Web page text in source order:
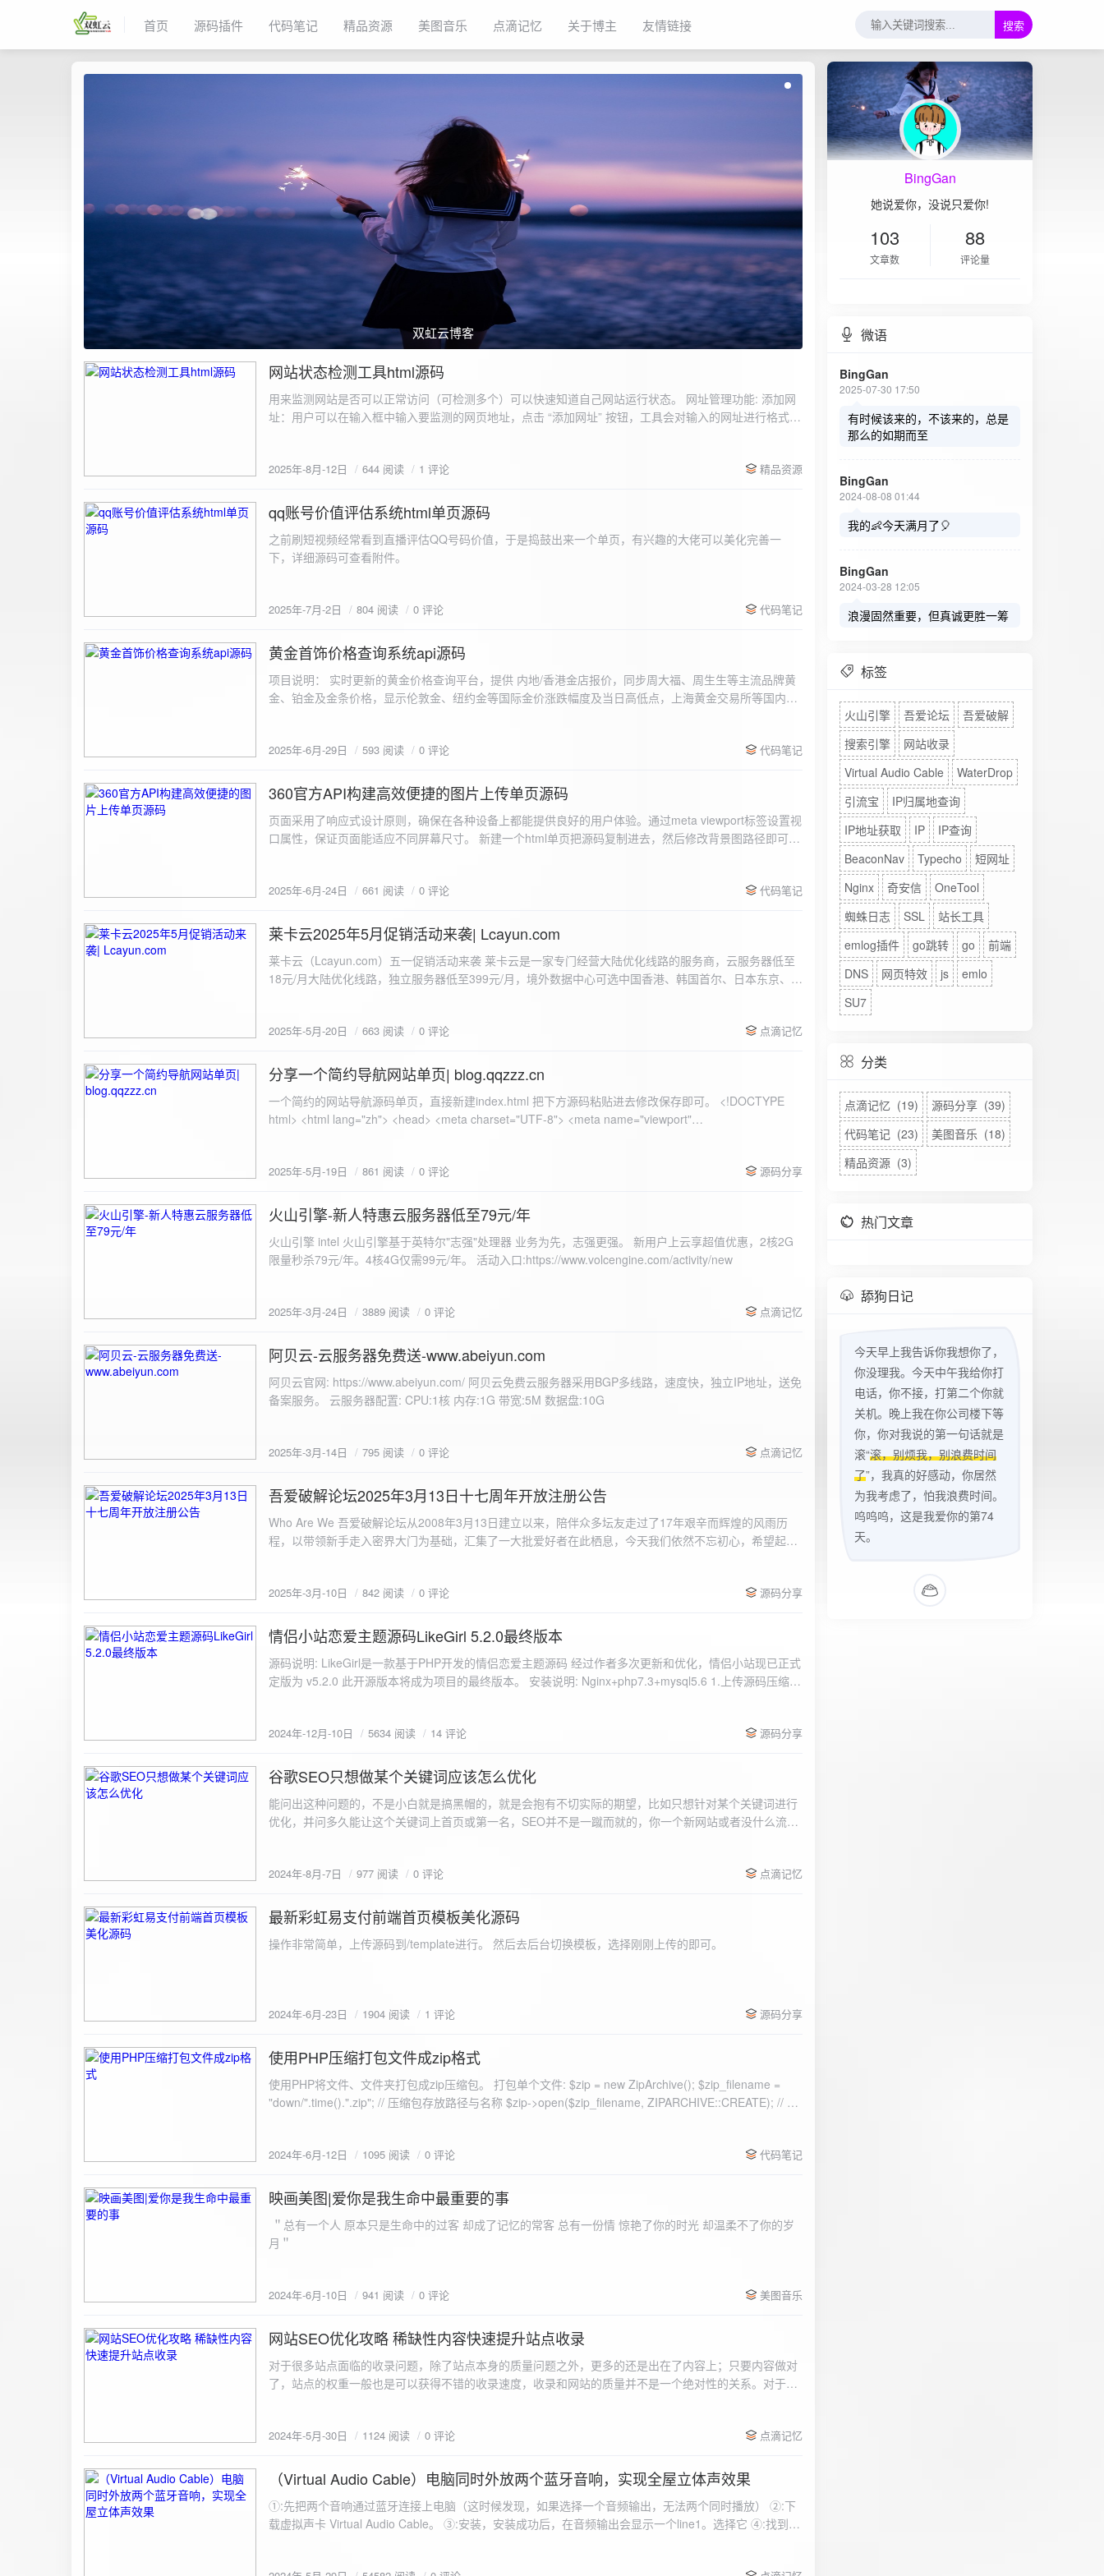
首页 源码插件 代码笔记 精品资源 美图音乐 点滴记忆 关于博主 友情链接 搜索
双虹云博客
2025-8-12
网站状态检测工具html源码
用来监测网站是否可以正常访问（可检测多个）可以快速知道自己网站运行状态。 网址管理功能: 添加网
址：用户可以在输入框中输入要监测的网页地址，点击 “添加网址” 按钮，工具会对输入的网址进行格式验
同时也会从筛选下拉框中移除该网址选项。筛选网址：右侧面板有一个 “筛选网址” 的下拉框，用户可以选
测功能： 设置监测间隔：用户可以在输入框中设置监测间隔时间（单位为秒），默认值为 60 秒。开始 /
停止监测：点击 “开始监测” 按钮，工具会立即对所有已添加的网址进行一次检测，之后按照设置的监测间
隔时间循环检测。点击 “停止监测” 按钮可停止监测。重试机制：在进行网址检测时，如果请求失败，会进
行最多 3 次重试，若重试后仍失败，则记录错误日志。日志记录与显示功能。 日志记录： 每次对网址进
会显示所有或筛选后的监测日志，正常状态的日志为黑色，异常状态的日志为红色。日志会自动滚动到最
2025年-8月-12日 644 阅读 1 评论 精品资源
2025-7-2
qq账号价值评估系统html单页源码
之前刷短视频经常看到直播评估QQ号码价值，于是捣鼓出来一个单页，有兴趣的大佬可以美化完善一
2025年-7月-2日 804 阅读 0 评论 代码笔记
2025-6-29
黄金首饰价格查询系统api源码
项目说明： 实时更新的黄金价格查询平台，提供 内地/香港金店报价，同步周大福、周生生等主流品牌黄
金、铂金及金条价格，显示伦敦金、纽约金等国际金价涨跌幅度及当日高低点，上海黄金交易所等国内黄
2025年-6月-29日 593 阅读 0 评论 代码笔记
2025-6-24
360官方API构建高效便捷的图片上传单页源码
页面采用了响应式设计原则，确保在各种设备上都能提供良好的用户体验。通过meta viewport标签设置视
口属性，保证页面能适应不同屏幕尺寸。 新建一个html单页把源码复制进去，然后修改背景图路径即可。
重置默认样式 */ * { margin: 0; padding: 0; box-sizing: border-box; } /* 设置页面的字体和添加背景图片 */
center fixed; /* 使用服务器上的路径 */ background-size: cover; /* 保证背景图片覆盖整个视窗 */ color:
#333; display: flex; justify-content: center; align-items: center; min-height: 100vh; margin: 0; } /* 容器样
式 */ .container { background-color: rgba(255, 255, 255, 0.9); /* 使用半透明白色背景，以便在图片背景
上更清晰地显示内容 */ padding: 30px; border-radius: 8px; box-shadow: 0 4px 8px rgba(0, 0, 0, 0.1);
padding: 8px; background-color: #f7f7f7; border: 1px solid #ccc; border-radius: 4px; font-size: 16px;
size: 16px; border: none; border-radius: 4px; cursor: pointer; transition: background-color 0.3s ease; }
100%; height: 30px; background-color: #ddd; border-radius: 4px; margin-top: 20px; overflow: hidden; }
.progress-fill { height: 100%; background-color: #4caf50; width: 0; line-height: 30px; text-align: center;
border-radius: 4px; background-color: #f9f9f9; font-size: 16px; color: #333; min-height: 40px; } /* 错误
或成功的提示信息样式 */ .result.success { border-color: #28a745; background-color: #e9f7e8; }
image { margin-top: 20px; max-width: 100%; height: auto; border-radius: 4px; border: 1px solid #ddd; }
</style> </head> <body> <div class="container"> <h2>图片上传-双虹云</h2> <form id="uploadForm">
<input type="file" id="fileInput" name="file" accept="image/*" required /> <button type="submit">上传文
document.getElementById('uploadForm'); const resultDiv = document.getElementById('result'); const
e.preventDefault(); const fileInput = document.getElementById('fileInput'); const file = fileInput.files[0]; if
(!file) { resultDiv.innerHTML = '<p class="error">请先选择文件！</p>'; return; } const formData = new
FormData(); formData.append('file', file); const xhr = new XMLHttpRequest(); xhr.open('POST',
'https://api.xinyew.cn/api/360tc', true); // 监听上传进度事件 xhr.upload.onprogress = function(event) { if
Math.round(percentComplete) + '%'; } }; xhr.onload = function() { if (xhr.status === 200) { const data =
图片链接: <a href="${data.data.url}" target="_blank">${data.data.url}</a></p> <p>图片文件名:
${data.data.imgFile}</p> <img src="${data.data.url}" alt="上传的图片" class="uploaded-image" /> `; }
else { resultDiv.innerHTML = `<p class="error">${data.error}</p>`; } } else { resultDiv.innerHTML = `<p
class="error">请求失败：${xhr.statusText}</p>`; } }; xhr.onerror = function() { resultDiv.innerHTML =
2025年-6月-24日 661 阅读 0 评论 代码笔记
2025-5-20
莱卡云2025年5月促销活动来袭| Lcayun.com
莱卡云（Lcayun.com）五一促销活动来袭 莱卡云是一家专门经营大陆优化线路的服务商，云服务器低至
18元/月大陆优化线路，独立服务器低至399元/月，境外数据中心可选中国香港、韩国首尔、日本东京、美
https://www.lcayun.com/actcloud.html
2025年-5月-20日 663 阅读 0 评论 点滴记忆
2025-5-19
分享一个简约导航网站单页| blog.qqzzz.cn
一个简约的网站导航源码单页，直接新建index.html 把下方源码粘贴进去修改保存即可。 <!DOCTYPE html> <html lang="zh"> <head> <meta charset="UTF-8"> <meta name="viewport" content="width=device-width, initial-scale=1.0"> <title>导航网站 -blog.qqzzz.cn</title> <meta name="keywords" content="双虹云博客"> <meta name="description" content="双虹云博客。"> <meta name="author" content="导航网站"> <meta name="robots" content="index,follow"> <meta property="og:title" content="导航网站 - "> <meta property="og:description" content="双虹云。"> <meta property="og:type" content="website"> <link rel="icon" href="https://blog.qqzzz.cn/favicon.ico" type="image/x-icon"> <link rel="shortcut icon" href="https://blog.qqzzz.cn/favicon.ico" type="image/x-icon"> <style> /* 基础样式 */ * { margin: 0; padding: 0; box-sizing: border-box; } /* 主体样式 */ body { background: #f0f2f5; font-family: 'Microsoft YaHei', -apple-system, BlinkMacSystemFont, sans-serif; margin: 0; padding: 0; min-height: 100vh; overflow-x: hidden; position: relative; display: flex; flex-direction: column; } /* 容器样式 */ .container { max-width: 1200px; margin: 0 auto; padding: 20px; flex: 1; display: flex; flex-direction: column; align-items: center; width: 100%; } /* 主盒子样式 */ .main-box { background: white; box-shadow: 0 2px 12px rgba(0, 0, 0, 0.08); border-radius: 24px; border: 1px solid #e9ecef; width: 100%; max-width: 1000px; padding: 30px; margin: 0 auto 15px; transition: all 0.3s ease; position: relative; z-index: 2; } .main-box:hover { transform: translateY(-2px); box-shadow: 0 6px 25px rgba(0, 0, 0, 0.2); } /* 头部样式 */ .header { text-align: center; margin-bottom: 20px; padding-bottom: 15px; border-bottom: 1px solid rgba(255, 255, 255, 0.2); } .header h1 { font-size: 32px; background: linear-gradient(120deg, #2b5876 0%, #4e4376 100%); -webkit-background-clip: text; -webkit-text-fill-color: transparent; margin-bottom: 15px; } /* 提示框样式 */ .notice { background: transparent; padding: 0 25px; border-radius: 12px; margin-bottom: 15px; white-space: nowrap; overflow: hidden; text-overflow: ellipsis; } .notice p { color: #4facfe; font-size: 16px; line-height: 1; font-weight: bold; letter-spacing: 0.5px; margin: 0; } /* 流量卡领取样式 */ .flow-card, .flow-card-top { background: linear-gradient(120deg, #4facfe 0%, #00f2fe 100%); box-shadow: 0 3px 15px rgba(0, 0, 0, 0.1); border-radius: 12px; padding: 10px 15px; margin-bottom: 10px; text-align: center; position: relative; overflow: hidden; display: flex; justify-content: space-between; align-items: center; } .flow-card::before, .flow-card-top::before { content: ''; position: absolute; top: -10px; right: -10px; width: 80px; height: 80px; background: rgba(255, 255, 255, 0.1); border-radius: 50%; } .flow-card .text-content, .flow-card-top h3 { flex: 1; text-align: left; color: #ffffff; font-size: 16px; margin: 0; } .flow-card h2 { color: #ffffff; font-size: 18px; margin-bottom: 4px; font-weight: 600; } .flow-card p { color: rgba(255, 255, 255, 0.9); font-size: 14px; margin-bottom: 0; } .flow-card a, .flow-card-top a { display: inline-block; background: #ffffff; color: #2b5876; padding: 8px 0; border-radius: 50px; font-size: 15px; cursor: pointer; transition: all 0.3s ease; font-weight: 600; text-decoration: none; box-shadow: 0 4px 10px rgba(0, 0, 0, 0.1); margin: 0 5px; white-space: nowrap; width: 110px; text-align: center; } /* 所有按钮统一样式 */ .flow-card .buttons a, .flow-card-top .buttons a { background: #ffffff; color: #2b5876; } .flow-card .buttons a:hover, .flow-card-top .buttons a:hover { background: #f8f9fa; transform: translateY(-2px); box-shadow: 0 6px 15px rgba(0, 0, 0, 0.2); } .flow-card .buttons, .flow-card-top .buttons { display: flex; align-items: center; justify-content: flex-end; flex-wrap: nowrap; } .flow-card a:hover, .flow-card-top a:hover { transform: translateY(-2px); box-shadow: 0 6px 15px rgba(0, 0, 0, 0.2); background: #f8f9fa; } .flow-card-top { margin-bottom: 10px; } /* 导航网格样式 */ .nav-grid { display: grid; grid-template-columns: repeat(2, 1fr); gap: 25px; width: 100%; margin: 0 auto; padding: 0; } /* 导航项样式 */ .nav-item { background: hsl(230, 10%, 33%); border-radius: 12px; padding: 12px; text-align: center; box-shadow: none; transition: all 0.3s ease; min-height: 75px; position: relative; } .nav-item:hover { transform: none; background: hsl(230, 10%, 38%); } .nav-item a { text-decoration: none; color: inherit; display: block; text-align: center; } .nav-item h3 { color: #ffffff; font-size: 17px; margin-bottom: 8px; } .nav-item p { color: rgba(255, 255, 255, 0.9); font-size: 16px; margin-bottom: 4px; } .nav-item .status { position: absolute; bottom: -20px; left: 0; right: 0; color: #ff6b6b; font-size: 12px; text-align: center; font-weight: 500; } /* 底部导航样式 */ .float-nav { display: none; } @media (max-width: 768px) { body { padding-bottom: 20px; } .container { padding: 10px; } .main-box { padding: 15px; margin: 5px; } .header { margin-bottom: 15px; padding-bottom: 10px; } .nav-grid { gap: 15px; } .flow-card, .flow-card-top { padding: 12px; margin-bottom: 10px; flex-direction: column; } .flow-card .text-content, .flow-card-top h3 { text-align: center; margin-bottom: 12px; font-size: 16px; } .flow-card h2 { font-size: 16px; margin-bottom: 5px; text-align: center; } .flow-card p { font-size: 13px; text-align: center; padding: 0 5px; } .flow-card a, .flow-card-top a, .flow-card .buttons a, .flow-card-top .buttons a { padding: 7px 0; font-size: 14px; margin: 0 4px; width: 95px; text-align: center; background: #ffffff; color: #2b5876; } .flow-card .buttons, .flow-card-top .buttons { justify-content: center; width: 100%; margin-top: 5px; } .nav-item { padding: 12px; min-height: 70px; width: 100%; } .header h1 { font-size: 24px; } .notice p { font-size: 14px; } .copyright { padding: 10px 0; font-size: 12px; } } /* 版权信息样式 */ .copyright { text-align: center; padding: 15px 0; color: #6c757d; font-size: 13px; letter-spacing: 0.5px; width: 100%; max-width: 1200px; margin: 0 auto; } /* 弹窗样式 */ .modal-overlay { position: fixed; top: 0; left: 0; right: 0; bottom: 0; background: rgba(0, 0, 0, 0.4); display: flex; justify-content: center; align-items: center; z-index: 10000; } .modal { background: white; border: 1px solid #e9ecef; padding: 25px; border-radius: 15px; width: 90%; max-width: 3
2025年-5月-19日 861 阅读 0 评论 源码分享
2025-3-24
火山引擎-新人特惠云服务器低至79元/年
火山引擎 intel 火山引擎基于英特尔"志强"处理器 业务为先，志强更强。 新用户上云享超值优惠，2核2G
限量秒杀79元/年。4核4G仅需99元/年。 活动入口:https://www.volcengine.com/activity/new
2025年-3月-24日 3889 阅读 0 评论 点滴记忆
2025-3-14
阿贝云-云服务器免费送-www.abeiyun.com
阿贝云官网: https://www.abeiyun.com/ 阿贝云免费云服务器采用BGP多线路，速度快，独立IP地址，送免
备案服务。 云服务器配置: CPU:1核 内存:1G 带宽:5M 数据盘:10G
2025年-3月-14日 795 阅读 0 评论 点滴记忆
2025-3-10
吾爱破解论坛2025年3月13日十七周年开放注册公告
Who Are We 吾爱破解论坛从2008年3月13日建立以来，陪伴众多坛友走过了17年艰辛而辉煌的风雨历
程，以带领新手走入密界大门为基础，汇集了一大批爱好者在此栖息，今天我们依然不忘初心，希望起到
严格的处理措施。在您注册前，请认真阅读注册须知以及社区的总版规，以便更好地适应和享受我们的社
www.52pojie.cn
2025年-3月-10日 842 阅读 0 评论 源码分享
2024-12-10
情侣小站恋爱主题源码LikeGirl 5.2.0最终版本
源码说明: LikeGirl是一款基于PHP开发的情侣恋爱主题源码 经过作者多次更新和优化，情侣小站现已正式
定版为 v5.2.0 此开源版本将成为项目的最终版本。 安装说明: Nginx+php7.3+mysql5.6 1.上传源码压缩包
2024年-12月-10日 5634 阅读 14 评论 源码分享
2024-8-7
谷歌SEO只想做某个关键词应该怎么优化
能问出这种问题的，不是小白就是搞黑帽的，就是会抱有不切实际的期望，比如只想针对某个关键词进行
优化，并问多久能让这个关键词上首页或第一名，SEO并不是一蹴而就的，你一个新网站或者没什么流量
2024年-8月-7日 977 阅读 0 评论 点滴记忆
2024-6-23
最新彩虹易支付前端首页模板美化源码
操作非常简单，上传源码到/template进行。 然后去后台切换模板，选择刚刚上传的即可。
2024年-6月-23日 1904 阅读 1 评论 源码分享
2024-6-12
使用PHP压缩打包文件成zip格式
使用PHP将文件、文件夹打包成zip压缩包。 打包单个文件: $zip = new ZipArchive(); $zip_filename =
"down/".time().".zip"; // 压缩包存放路径与名称 $zip->open($zip_filename, ZIPARCHIVE::CREATE); // 打
数可以改为 basename("img/logon2.png),也就是原文件所在的路径 $zip-
= array( "img/1.jpg", "img/2.jpg", ); $filename = "down/img.zip"; // 压缩包存放路径与名称 $zip = new
ZipArchive(); $zip->open($filename,ZipArchive::CREATE); //打开压缩包 //遍历文件 foreach($fileList as
$file){ $zip->addFile($file,basename($file)); //向压缩包中添加文件 } $zip->close(); //关闭压缩包 打包某
个文件夹（包含子文件夹）: <?php /** * @param $path 文件夹路径 * @param $zip zip 对象 */ function
为'.'和‘..’，不要对他们进行操作 if (is_dir($path . "/" . $filename)) { // 如果读取的某个对象是文件夹，则递
$filename); } } } } $zip = new ZipArchive(); $zip_filename = "down/files.zip"; // 压缩包存放路径与名称
压缩包中 addFileToZip("img",$zip);
2024年-6月-12日 1095 阅读 0 评论 代码笔记
2024-6-10
映画美图|爱你是我生命中最重要的事
＂总有一个人 原本只是生命中的过客 却成了记忆的常客 总有一份情 惊艳了你的时光 却温柔不了你的岁
月＂
2024年-6月-10日 941 阅读 0 评论 美图音乐
2024-5-30
网站SEO优化攻略 稀缺性内容快速提升站点收录
对于很多站点面临的收录问题，除了站点本身的质量问题之外，更多的还是出在了内容上；只要内容做对
了，站点的权重一般也是可以获得不错的收录速度，收录和网站的质量并不是一个绝对性的关系。对于质
2024年-5月-30日 1124 阅读 0 评论 点滴记忆
2024-5-29
（Virtual Audio Cable）电脑同时外放两个蓝牙音响，实现全屋立体声效果
①:先把两个音响通过蓝牙连接上电脑（这时候发现，如果选择一个音频输出，无法两个同时播放） ②:下
载虚拟声卡 Virtual Audio Cable。 ③:安装，安装成功后，在音频输出会显示一个line1。选择它 ④:找到安
BingGan
她说爱你，没说只爱你!
103
文章数
88
评论量
微语
BingGan
2025-07-30 17:50
有时候该来的，不该来的，总是
那么的如期而至
BingGan
2024-08-08 01:44
我的👶今天满月了🎈
BingGan
2024-03-28 12:05
浪漫固然重要，但真诚更胜一筹
标签
火山引擎 吾爱论坛
吾爱破解
搜索引擎
网站收录
Virtual Audio Cable
WaterDrop
引流宝
IP归属地查询
IP地址获取
IP
IP查询
BeaconNav
Typecho
短网址
Nginx
奇安信
OneTool
蜘蛛日志
SSL
站长工具
emlog插件
go跳转 go
前端
DNS
网页特效 js
emlo
SU7
分类
点滴记忆 (19)
源码分享 (39)
代码笔记 (23)
美图音乐 (18)
精品资源 (3)
热门文章
舔狗日记
今天早上我告诉你我想你了，
你没理我。今天中午我给你打
电话，你不接，打第二个你就
关机。晚上我在你公司楼下等
你，你对我说的第一句话就是
滚“滚，别烦我，别浪费时间
了”，我真的好感动，你居然
为我考虑了，怕我浪费时间。
呜呜呜，这是我爱你的第74
天。